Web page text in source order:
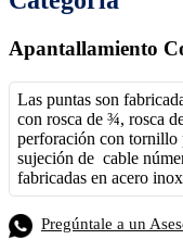
Apantallamiento
Las puntas son
con rosca de ¾, rosca
perforación con tornillo
sujeción de cable
fabricadas en acero
Pregúntale a un